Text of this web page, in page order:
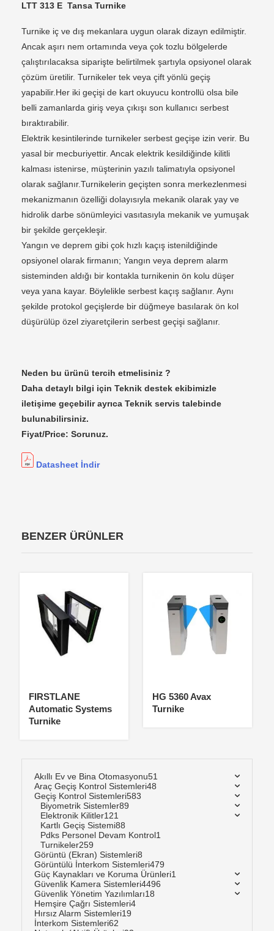
LTT 313 E Tansa Turnike
Turnike iç ve dış mekanlara uygun olarak dizayn edilmiştir.
Ancak aşırı nem ortamında veya çok tozlu bölgelerde
çalıştırılacaksa siparişte belirtilmek şartıyla opsiyonel olarak
çözüm üretilir. Turnikeler tek veya çift yönlü geçiş
yapabilir.Her iki geçişi de kart okuyucu kontrollü olsa bile
belli zamanlarda giriş veya çıkışı son kullanıcı serbest
bıraktırabilir.
Elektrik kesintilerinde turnikeler serbest geçişe izin verir. Bu
yasal bir mecburiyettir. Ancak elektrik kesildiğinde kilitli
kalması istenirse, müşterinin yazılı talimatıyla opsiyonel
olarak sağlanır.Turnikelerin geçişten sonra merkezlenmesi
mekanizmanın özelliği dolayısıyla mekanik olarak yay ve
hidrolik darbe sönümleyici vasıtasıyla mekanik ve yumuşak
bir şekilde gerçekleşir.
Yangın ve deprem gibi çok hızlı kaçış istenildiğinde
opsiyonel olarak firmanın; Yangın veya deprem alarm
sisteminden aldığı bir kontakla turnikenin ön kolu düşer
veya yana kayar. Böylelikle serbest kaçış sağlanır. Aynı
şekilde protokol geçişlerde bir düğmeye basılarak ön kol
düşürülüp özel ziyaretçilerin serbest geçişi sağlanır.
Neden bu ürünü tercih etmelisiniz ?
Daha detaylı bilgi için Teknik destek ekibimizle
iletişime geçebilir ayrıca Teknik servis talebinde
bulunabilirsiniz.
Fiyat/Price: Sorunuz.
Datasheet İndir
BENZER ÜRÜNLER
FIRSTLANE
Automatic Systems
Turnike
HG 5360 Avax
Turnike
Akıllı Ev ve Bina Otomasyonu51
Araç Geçiş Kontrol Sistemleri48
Geçiş Kontrol Sistemleri583
Biyometrik Sistemler89
Elektronik Kilitler121
Kartlı Geçiş Sistemi88
Pdks Personel Devam Kontrol1
Turnikeler259
Görüntü (Ekran) Sistemleri8
Görüntülü İnterkom Sistemleri479
Güç Kaynakları ve Koruma Ürünleri1
Güvenlik Kamera Sistemleri4496
Güvenlik Yönetim Yazılımları18
Hemşire Çağrı Sistemleri4
Hırsız Alarm Sistemleri19
İnterkom Sistemleri62